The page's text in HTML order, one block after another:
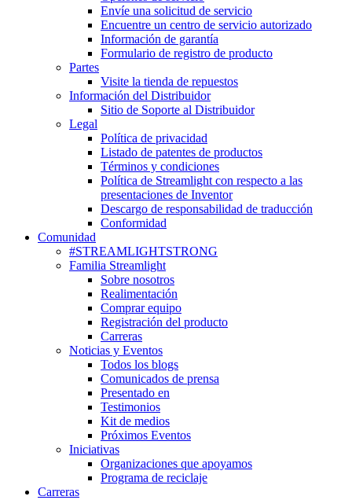
Envíe una solicitud de servicio
Encuentre un centro de servicio autorizado
Información de garantía
Formulario de registro de producto
Partes
Visite la tienda de repuestos
Información del Distribuidor
Sitio de Soporte al Distribuidor
Legal
Política de privacidad
Listado de patentes de productos
Términos y condiciones
Política de Streamlight con respecto a las
presentaciones de Inventor
Descargo de responsabilidad de traducción
Conformidad
Comunidad
#STREAMLIGHTSTRONG
Familia Streamlight
Sobre nosotros
Realimentación
Comprar equipo
Registración del producto
Carreras
Noticias y Eventos
Todos los blogs
Comunicados de prensa
Presentado en
Testimonios
Kit de medios
Próximos Eventos
Iniciativas
Organizaciones que apoyamos
Programa de reciclaje
Carreras